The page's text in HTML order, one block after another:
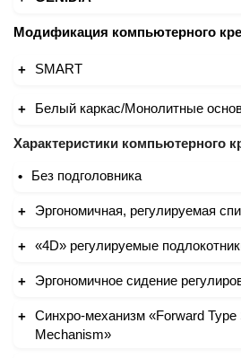
Модификация компьютерного
SMART
Белый каркас/Монолитные
Характеристики компьютерного
Без подголовника
Эргономичная, регулируемая
«4D» регулируемые
Эргономичное сидение
Синхро-механизм «Forward Type
Mechanism»